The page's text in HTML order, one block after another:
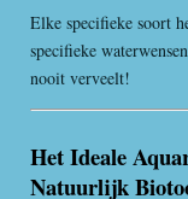
Elke specifieke soort
specifieke
nooit verveelt!
Het Ideale
Natuurlijk